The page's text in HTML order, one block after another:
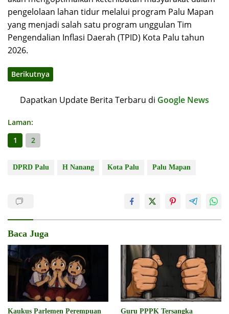
pengelolaan lahan tidur melalui program Palu Mapan
yang menjadi salah satu program unggulan Tim
Pengendalian Inflasi Daerah (TPID) Kota Palu tahun
2026.
Berikutnya
Dapatkan Update Berita Terbaru di Google News
Laman:
1
2
DPRD Palu H Nanang Kota Palu Palu Mapan
Baca Juga
Kaukus Parlemen Perempuan Guru PPPK Tersangka